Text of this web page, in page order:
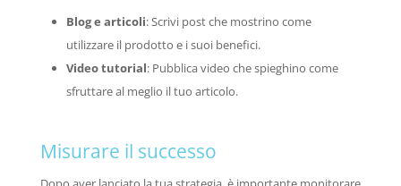
Blog e articoli: Scrivi post che mostrino come
utilizzare il prodotto e i suoi benefici.
Video tutorial: Pubblica video che spieghino come
sfruttare al meglio il tuo articolo.
Misurare il successo